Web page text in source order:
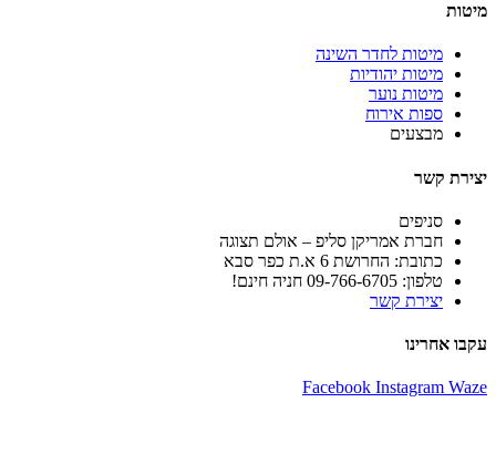
מיטות
מיטות לחדר השינה
מיטות יהודיות
מיטות נוער
ספות אירוח
מבצעים
יצירת קשר
סניפים
חברת אמריקן סליפ – אולם תצוגה
כתובת: החרושת 6 א.ת כפר סבא
טלפון: 09-766-6705 חניה חינם!
יצירת קשר
עקבו אחרינו
Facebook Instagram Waze